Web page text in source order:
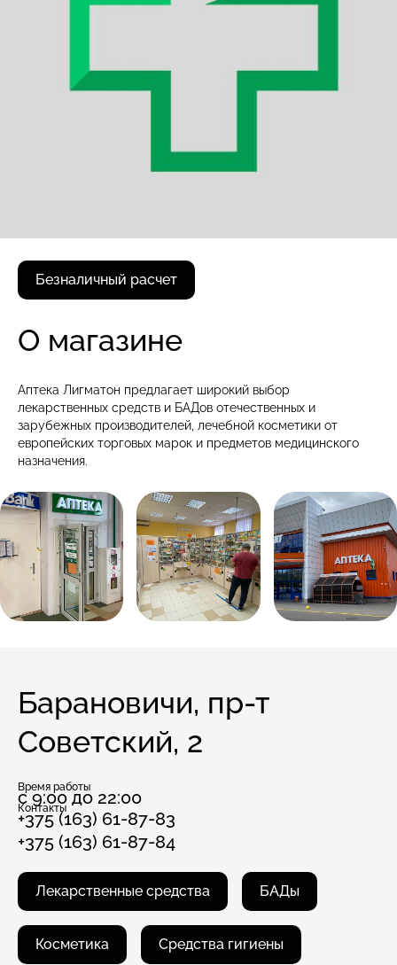
Безналичный расчет
О магазине
Аптека Лигматон предлагает широкий выбор
лекарственных средств и БАДов отечественных и
зарубежных производителей, лечебной косметики от
европейских торговых марок и предметов медицинского
назначения.
Барановичи, пр-т
Советский, 2
Время работы
с 9:00 до 22:00
Контакты
+375 (163) 61-87-83
+375 (163) 61-87-84
Лекарственные средства БАДы
Косметика Средства гигиены